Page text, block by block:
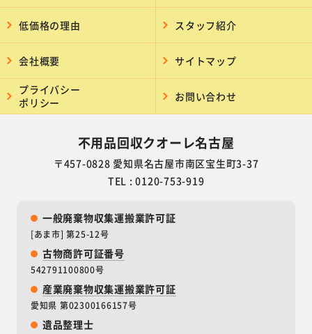
低価格の理由 スタッフ紹介
会社概要 サイトマップ
プライバシー
ポリシー
お問い合わせ
不用品回収クオーレ名古屋
〒457-0828 愛知県名古屋市南区宝生町3-37
TEL : 0120-753-919
一般廃棄物収集運搬業許可証
[あま市] 第25-12号
古物商許可証番号
542791100800号
産業廃棄物収集運搬業許可証
愛知県 第02300166157号
遺品整理士